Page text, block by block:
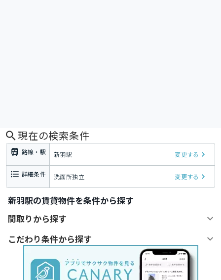
現在の検索条件
路線・駅 新羽駅 変更する
詳細条件 洗面所独立 変更する
新羽駅の賃貸物件を条件から探す
間取りから探す
こだわり条件から探す